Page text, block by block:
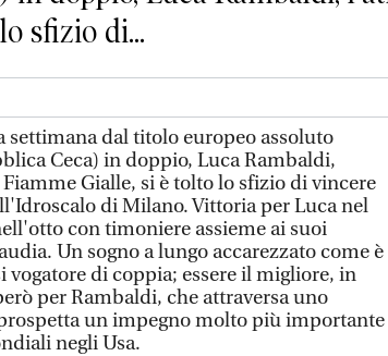
sfizio di...
settimana dal titolo europeo assoluto
Ceca) in doppio, Luca Rambaldi,
Gialle, si è tolto lo sfizio di vincere
di Milano. Vittoria per Luca nel
con timoniere assieme ai suoi
Un sogno a lungo accarezzato come è
vogatore di coppia; essere il migliore, in
per Rambaldi, che attraversa uno
un impegno molto più importante
negli Usa.